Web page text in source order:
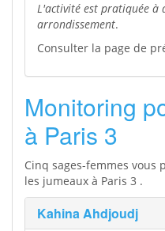
L'activité est pratiquée à
arrondissement.
Consulter la page de
Monitoring
à Paris 3
Cinq sages-femmes
les jumeaux à Paris 3 .
Kahina Ahdjoudj